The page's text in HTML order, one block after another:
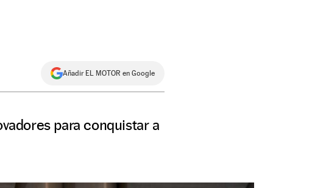
Añadir EL MOTOR en Google
para conquistar a